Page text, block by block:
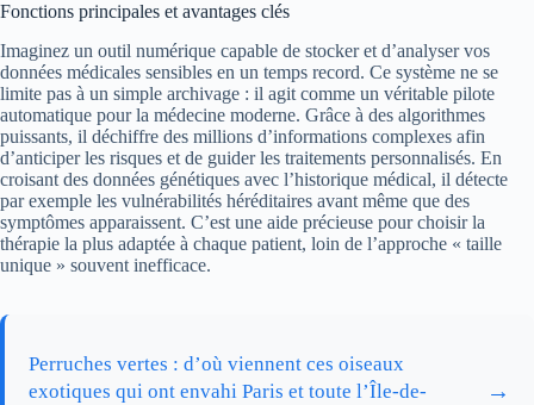
Fonctions principales et avantages clés
Imaginez un outil numérique capable de stocker et d’analyser vos
données médicales sensibles en un temps record. Ce système ne se
limite pas à un simple archivage : il agit comme un véritable pilote
automatique pour la médecine moderne. Grâce à des algorithmes
puissants, il déchiffre des millions d’informations complexes afin
d’anticiper les risques et de guider les traitements personnalisés. En
croisant des données génétiques avec l’historique médical, il détecte
par exemple les vulnérabilités héréditaires avant même que des
symptômes apparaissent. C’est une aide précieuse pour choisir la
thérapie la plus adaptée à chaque patient, loin de l’approche « taille
unique » souvent inefficace.
Perruches vertes : d’où viennent ces oiseaux
exotiques qui ont envahi Paris et toute l’Île-de-
→